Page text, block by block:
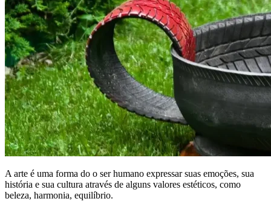
A arte é uma forma do o ser humano expressar suas emoções, sua
história e sua cultura através de alguns valores estéticos, como
beleza, harmonia, equilíbrio.